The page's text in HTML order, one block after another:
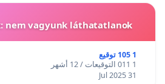
nem vagyunk láthatatlanok!
1 105 توقيع
1 011 التوقيعات / 12 أشهر
31 Jul 2025